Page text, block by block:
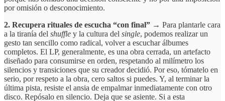
por omisión o desconocimiento.
2. Recupera rituales de escucha “con final” → Para plantarle cara
a la tiranía del shuffle y la cultura del single, podemos realizar un
gesto tan sencillo como radical, volver a escuchar álbumes
completos. El LP, generalmente, es una obra cerrada, un artefacto
diseñado para consumirse en orden, respetando al milímetro los
silencios y transiciones que su creador decidió. Por eso, tómatelo en
serio, por respeto a la obra, cero saltos si puedes. Y, al terminar la
última pista, resiste el ansia de empalmar inmediatamente con otro
disco. Repósalo en silencio. Deja que se asiente. Si a esta